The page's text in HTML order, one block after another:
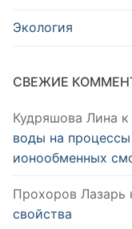
Экология
СВЕЖИЕ
Кудряшова Лина
воды на
ионообменных
Прохоров Лазарь
свойства